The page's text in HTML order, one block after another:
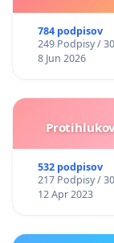
784 podpisov
249 Podpisy /
8 Jun 2026
532 podpisov
217 Podpisy /
12 Apr 2023